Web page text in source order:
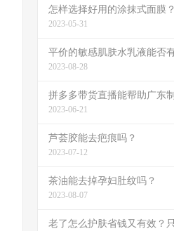
怎样选择好用的涂抹式面膜
2023-05-31
平价的敏感肌肤水乳液能否
2023-08-28
拼多多带货直播能帮助广东
2023-06-21
芦荟胶能去疤痕吗？
2023-07-12
茶油能去掉孕妇肚纹吗？
2023-08-07
老了怎么护肤省钱又有效？